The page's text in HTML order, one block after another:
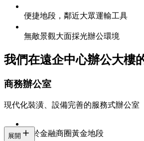
便捷地段，鄰近大眾運輸工具
無敵景觀大面採光辦公環境
我們在遠企中心辦公大樓
商務辦公室
現代化裝潢、設備完善的服務式辦公室
位於金融商圈黃金地段
展開